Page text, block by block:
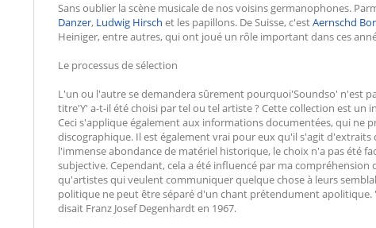
Sans oublier la scène musicale de nos voisins germanophones.
Danzer, Ludwig Hirsch et les papillons. De Suisse, c'estAernschd
Heiniger, entre autres, qui ont joué un rôle important dans ces
Le processus de sélection
L'un ou l'autre se demandera sûrement pourquoi'Soundso' n'est
titre'Y' a-t-il été choisi par tel ou tel artiste ? Cette collection est
Ceci s'applique également aux informations documentées, qui ne
discographique. Il est également vrai pour eux qu'il s'agit
l'immense abondance de matériel historique, le choix n'a pas été
subjective. Cependant, cela a été influencé par ma
qu'artistes qui veulent communiquer quelque chose à leurs
politique ne peut être séparé d'un chant prétendument
disait Franz Josef Degenhardt en 1967.